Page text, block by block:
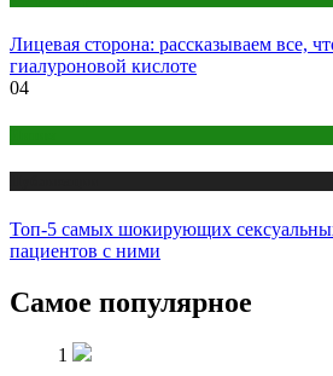
Лицевая сторона: рассказываем все,
гиалуроновой кислоте
04
Топ-5 самых шокирующих
пациентов с ними
Самое популярное
1